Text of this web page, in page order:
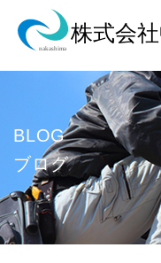
BLOG
ブログ